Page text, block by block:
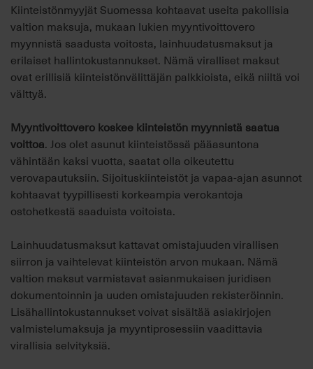
Kiinteistönmyyjät Suomessa kohtaavat useita pakollisia
valtion maksuja, mukaan lukien myyntivoittovero
myynnistä saadusta voitosta, lainhuudatusmaksut ja
erilaiset hallintokustannukset. Nämä viralliset maksut
ovat erillisiä kiinteistönvälittäjän palkkioista, eikä niiltä voi
välttyä.
Myyntivoittovero koskee kiinteistön myynnistä saatua
voittoa. Jos olet asunut kiinteistössä pääasuntona
vähintään kaksi vuotta, saatat olla oikeutettu
verovapautuksiin. Sijoituskiinteistöt ja vapaa-ajan asunnot
kohtaavat tyypillisesti korkeampia verokantoja
ostohetkestä saaduista voitoista.
Lainhuudatusmaksut kattavat omistajuuden virallisen
siirron ja vaihtelevat kiinteistön arvon mukaan. Nämä
valtion maksut varmistavat asianmukaisen juridisen
dokumentoinnin ja uuden omistajuuden rekisteröinnin.
Lisähallintokustannukset voivat sisältää asiakirjojen
valmistelumaksuja ja myyntiprosessiin vaadittavia
virallisia selvityksiä.